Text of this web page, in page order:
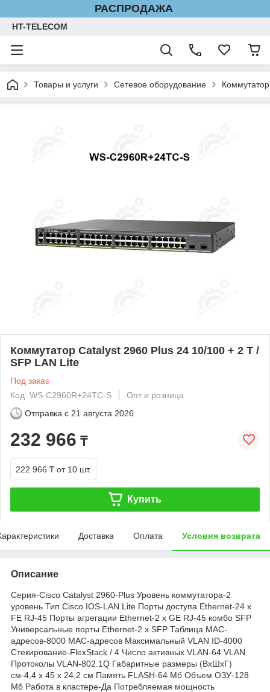
РАСПРОДАЖА
HT-TELECOM
Товары и услуги Сетевое оборудование
Коммутатор Catalyst 2960 Plus 24 10/100 + 2 T /
SFP LAN Lite
Под заказ
Код: WS-C2960R+24TC-S
Опт и розница
Отправка с 21 августа 2026
232 966 ₸
222 966 ₸ от 10 шт.
Купить
Доставка Оплата Условия возврата
Описание
Серия-Cisco Catalyst 2960-Plus Уровень коммутатора-2
уровень Тип Cisco IOS-LAN Lite Порты доступа Ethernet-24 x
FE RJ-45 Порты агрегации Ethernet-2 x GE RJ-45 комбо SFP
Универсальные порты Ethernet-2 x SFP Таблица MAC-
адресов-8000 MAC-адресов Максимальный VLAN ID-4000
Стекирование-FlexStack / 4 Число активных VLAN-64 VLAN
Протоколы VLAN-802.1Q Габаритные размеры (ВхШхГ)
см-4,4 х 45 х 24,2 см Память FLASH-64 Мб Объем ОЗУ-128
Мб Работа в кластере-Да Потребляемая мощность